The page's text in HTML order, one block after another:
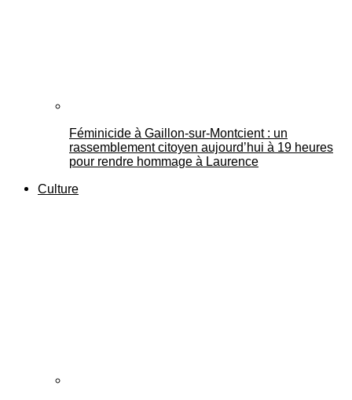
Féminicide à Gaillon‑sur‑Montcient : un
rassemblement citoyen aujourd’hui à 19 heures
pour rendre hommage à Laurence
Culture